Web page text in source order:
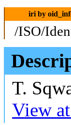
iri by
/ISO/
T.
View